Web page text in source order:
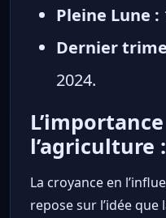
Pleine Lune :
Dernier
2024.
l’agriculture :
La croyance en
repose sur l’idée que